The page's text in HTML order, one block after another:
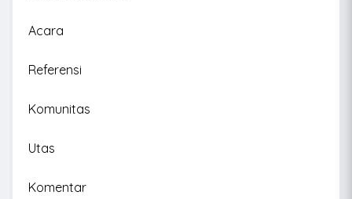
Acara
Referensi
Komunitas
Utas
Komentar